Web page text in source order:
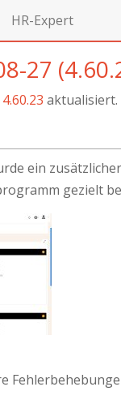
HR-Expert
27
4.60.23 aktualisiert.
ein
gezielt